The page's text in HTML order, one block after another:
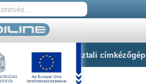
MT-50 Félautomata asztali címkézőgép